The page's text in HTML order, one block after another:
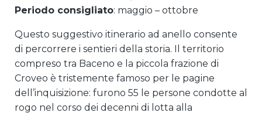
Periodo consigliato: maggio – ottobre
Questo suggestivo itinerario ad anello consente
di percorrere i sentieri della storia. Il territorio
compreso tra Baceno e la piccola frazione di
Croveo è tristemente famoso per le pagine
dell’inquisizione: furono 55 le persone condotte al
rogo nel corso dei decenni di lotta alla